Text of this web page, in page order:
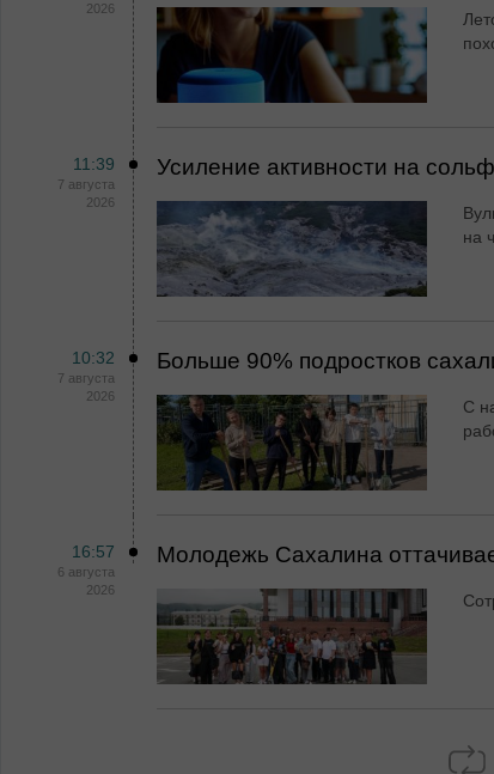
2026
11:39
7 августа
2026
Усиление активности на
на
10:32
7 августа
2026
Больше 90% подростков
С
16:57
6 августа
2026
Молодежь Сахалина